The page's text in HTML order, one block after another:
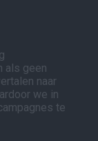
als geen
naar
we in
te